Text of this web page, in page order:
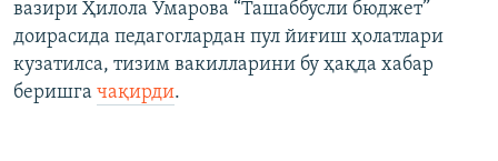
вазири Ҳилола Умарова “Ташаббусли бюджет”
доирасида педагоглардан пул йиғиш ҳолатлари
кузатилса, тизим вакилларини бу ҳақда хабар
беришга чақирди.